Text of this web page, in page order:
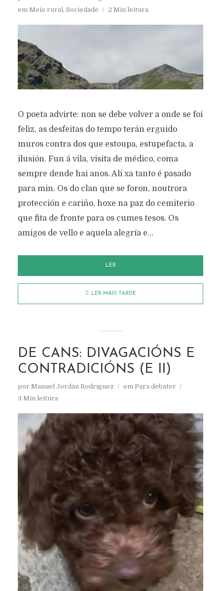
em Meio rural, Sociedade 2 Min leitura
O poeta advirte: non se debe volver a onde se foi
feliz, as desfeitas do tempo terán erguido
muros contra dos que estoupa, estupefacta, a
ilusión. Fun á vila, visita de médico, coma
sempre dende hai anos. Alí xa tanto é pasado
para min. Os do clan que se foron, noutrora
protección e cariño, hoxe na paz do cemiterio
que fita de fronte para os cumes tesos. Os
amigos de vello e aquela alegría e...
LER
LER MAIS TARDE
DE CANS: DIVAGACIÓNS E
CONTRADICIÓNS (E II)
por Manuel Jordán Rodríguez em Para debater
3 Min leitura